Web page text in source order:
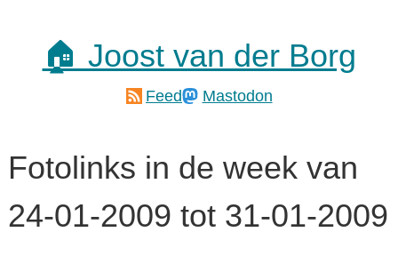
🏠 Joost van der Borg
Feed Mastodon
Fotolinks in de week van
24-01-2009 tot 31-01-2009